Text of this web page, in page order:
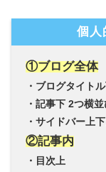
個人
①ブログ全体
・ブログタイト
・記事下 2つ横
・サイドバー上
②記事内
・目次上